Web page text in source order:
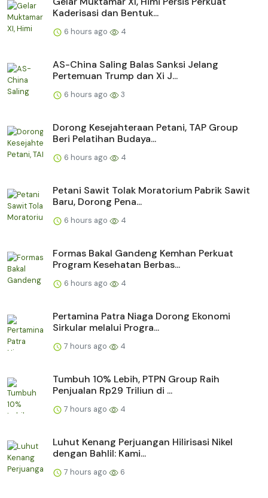
Kaderisasi dan Bentuk...
6 hours ago 4
AS-China Saling Balas Sanksi Jelang
Pertemuan Trump dan Xi J...
6 hours ago 3
Dorong Kesejahteraan Petani, TAP Group
Beri Pelatihan Budaya...
6 hours ago 4
Petani Sawit Tolak Moratorium Pabrik Sawit
Baru, Dorong Pena...
6 hours ago 4
Formas Bakal Gandeng Kemhan Perkuat
Program Kesehatan Berbas...
6 hours ago 4
Pertamina Patra Niaga Dorong Ekonomi
Sirkular melalui Progra...
7 hours ago 4
Tumbuh 10% Lebih, PTPN Group Raih
Penjualan Rp29 Triliun di ...
7 hours ago 4
Luhut Kenang Perjuangan Hilirisasi Nikel
dengan Bahlil: Kami...
7 hours ago 6